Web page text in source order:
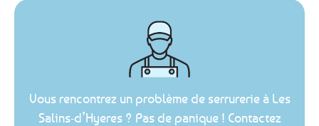
Vous rencontrez un problème de serrurerie à Les
Salins-d’Hyeres ? Pas de panique ! Contactez